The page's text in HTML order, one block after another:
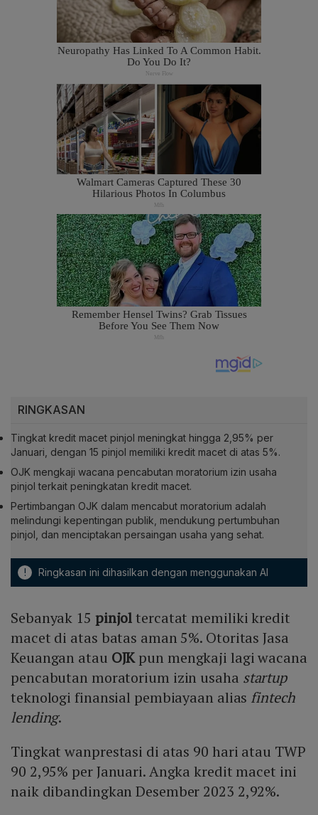
RINGKASAN
Tingkat kredit macet pinjol meningkat hingga 2,95% per
Januari, dengan 15 pinjol memiliki kredit macet di atas 5%.
OJK mengkaji wacana pencabutan moratorium izin usaha
pinjol terkait peningkatan kredit macet.
Pertimbangan OJK dalam mencabut moratorium adalah
melindungi kepentingan publik, mendukung pertumbuhan
pinjol, dan menciptakan persaingan usaha yang sehat.
! Ringkasan ini dihasilkan dengan menggunakan AI
Sebanyak 15 pinjoltercatat memiliki kredit
macet di atas batas aman 5%. Otoritas Jasa
Keuangan atau OJKpun mengkaji lagi wacana
pencabutan moratorium izin usaha startup
teknologi finansial pembiayaan alias fintech
lending.
Tingkat wanprestasi di atas 90 hari atau TWP
90 2,95% per Januari. Angka kredit macet ini
naik dibandingkan Desember 2023 2,92%.